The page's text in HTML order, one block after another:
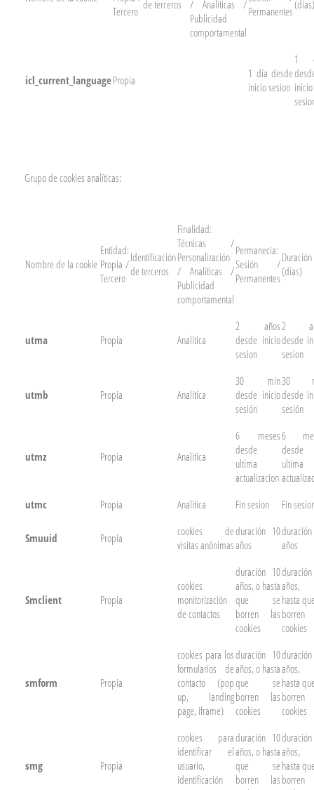
Tercero de terceros
/ Analíticas /
Publicidad
comportamental
Permanentes(días)
icl_current_languagePropia
1 día desde
inicio sesion
1
inicio
Grupo de cookies analíticas:
Nombre de la cookie
Entidad:
Propia /
Tercero
Identificación
de terceros
Finalidad:
Técnicas /
Personalización
/ Analíticas /
Publicidad
comportamental
Permanecia:
Sesión /
Permanentes
Duración
(días)
utma Propia Analítica
2 años
desde inicio
sesion
2
desde
sesion
utmb Propia Analítica
30 min
desde inicio
sesión
30
desde
sesión
utmz Propia Analítica
6 meses
desde
ultima
actualizacion
6
desde
ultima
utmc
Propia Analítica Fin sesion Fin
Smuuid Propia
cookies de
visitas anónimas
duración 10
años
años
Smclient Propia
cookies
monitorización
de contactos
duración 10
años, o hasta
que se
borren las
cookies
hasta
borren
cookies
smform Propia
cookies para los
formularios de
contacto (pop
up, landing
page, iframe)
duración 10
años, o hasta
que se
borren las
cookies
hasta
borren
cookies
smg Propia
cookies para
identificar el
usuario,
identificación
duración 10
años, o hasta
que se
borren las
hasta
borren